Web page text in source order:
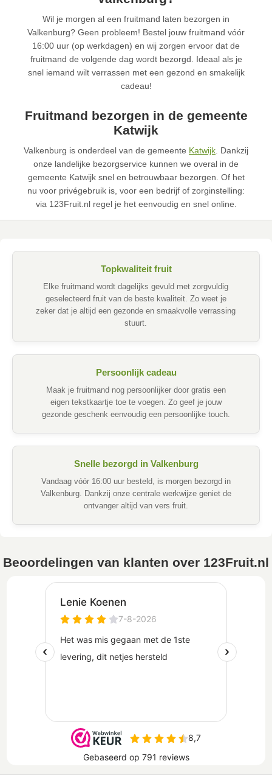
Wil je morgen al een fruitmand laten bezorgen in
Valkenburg? Geen probleem! Bestel jouw fruitmand vóór
16:00 uur (op werkdagen) en wij zorgen ervoor dat de
fruitmand de volgende dag wordt bezorgd. Ideaal als je
snel iemand wilt verrassen met een gezond en smakelijk
cadeau!
Fruitmand bezorgen in de gemeente
Katwijk
Valkenburg is onderdeel van de gemeente Katwijk. Dankzij
onze landelijke bezorgservice kunnen we overal in de
gemeente Katwijk snel en betrouwbaar bezorgen. Of het
nu voor privégebruik is, voor een bedrijf of zorginstelling:
via 123Fruit.nl regel je het eenvoudig en snel online.
Topkwaliteit fruit
Elke fruitmand wordt dagelijks gevuld met zorgvuldig
geselecteerd fruit van de beste kwaliteit. Zo weet je
zeker dat je altijd een gezonde en smaakvolle verrassing
stuurt.
Persoonlijk cadeau
Maak je fruitmand nog persoonlijker door gratis een
eigen tekstkaartje toe te voegen. Zo geef je jouw
gezonde geschenk eenvoudig een persoonlijke touch.
Snelle bezorgd in Valkenburg
Vandaag vóór 16:00 uur besteld, is morgen bezorgd in
Valkenburg. Dankzij onze centrale werkwijze geniet de
ontvanger altijd van vers fruit.
Beoordelingen van klanten over 123Fruit.nl